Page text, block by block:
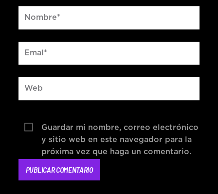
Guardar mi nombre, correo electrónico
y sitio web en este navegador para la
próxima vez que haga un comentario.